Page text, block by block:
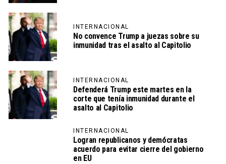
INTERNACIONAL
No convence Trump a juezas sobre su
inmunidad tras el asalto al Capitolio
INTERNACIONAL
Defenderá Trump este martes en la
corte que tenía inmunidad durante el
asalto al Capitolio
INTERNACIONAL
Logran republicanos y demócratas
acuerdo para evitar cierre del gobierno
en EU